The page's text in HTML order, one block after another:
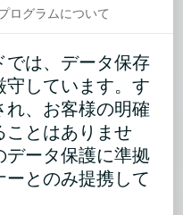
ログラムについて
では、データ保存
守しています。す
、お客様の明確
ことはありませ
データ保護に準拠
とのみ提携して